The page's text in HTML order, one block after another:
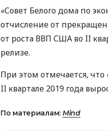
«Совет Белого дома по
отчисление от
от роста ВВП США во II
релизе.
При этом отмечается, что
II квартале 2019 года
По материалам: Mind